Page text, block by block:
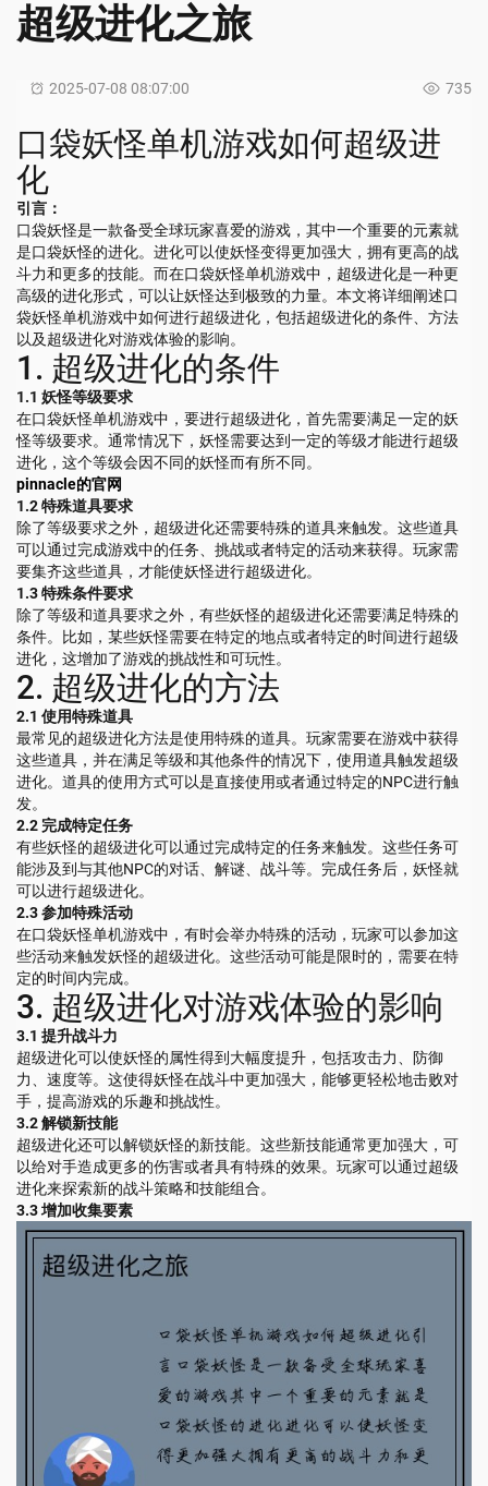
超级进化之旅
2025-07-08 08:07:00 735
口袋妖怪单机游戏如何超级进
化
引言：
口袋妖怪是一款备受全球玩家喜爱的游戏，其中一个重要的元素就
是口袋妖怪的进化。进化可以使妖怪变得更加强大，拥有更高的战
斗力和更多的技能。而在口袋妖怪单机游戏中，超级进化是一种更
高级的进化形式，可以让妖怪达到极致的力量。本文将详细阐述口
袋妖怪单机游戏中如何进行超级进化，包括超级进化的条件、方法
以及超级进化对游戏体验的影响。
1. 超级进化的条件
1.1 妖怪等级要求
在口袋妖怪单机游戏中，要进行超级进化，首先需要满足一定的妖
怪等级要求。通常情况下，妖怪需要达到一定的等级才能进行超级
进化，这个等级会因不同的妖怪而有所不同。
pinnacle的官网
1.2 特殊道具要求
除了等级要求之外，超级进化还需要特殊的道具来触发。这些道具
可以通过完成游戏中的任务、挑战或者特定的活动来获得。玩家需
要集齐这些道具，才能使妖怪进行超级进化。
1.3 特殊条件要求
除了等级和道具要求之外，有些妖怪的超级进化还需要满足特殊的
条件。比如，某些妖怪需要在特定的地点或者特定的时间进行超级
进化，这增加了游戏的挑战性和可玩性。
2. 超级进化的方法
2.1 使用特殊道具
最常见的超级进化方法是使用特殊的道具。玩家需要在游戏中获得
这些道具，并在满足等级和其他条件的情况下，使用道具触发超级
进化。道具的使用方式可以是直接使用或者通过特定的NPC进行触
发。
2.2 完成特定任务
有些妖怪的超级进化可以通过完成特定的任务来触发。这些任务可
能涉及到与其他NPC的对话、解谜、战斗等。完成任务后，妖怪就
可以进行超级进化。
2.3 参加特殊活动
在口袋妖怪单机游戏中，有时会举办特殊的活动，玩家可以参加这
些活动来触发妖怪的超级进化。这些活动可能是限时的，需要在特
定的时间内完成。
3. 超级进化对游戏体验的影响
3.1 提升战斗力
超级进化可以使妖怪的属性得到大幅度提升，包括攻击力、防御
力、速度等。这使得妖怪在战斗中更加强大，能够更轻松地击败对
手，提高游戏的乐趣和挑战性。
3.2 解锁新技能
超级进化还可以解锁妖怪的新技能。这些新技能通常更加强大，可
以给对手造成更多的伤害或者具有特殊的效果。玩家可以通过超级
进化来探索新的战斗策略和技能组合。
3.3 增加收集要素